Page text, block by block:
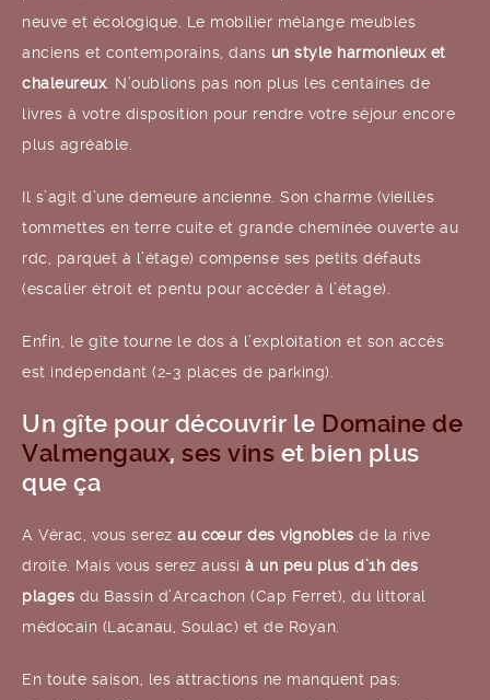
neuve et écologique. Le mobilier mélange meubles
anciens et contemporains, dans un style harmonieux et
chaleureux. N’oublions pas non plus les centaines de
livres à votre disposition pour rendre votre séjour encore
plus agréable.
Il s’agit d’une demeure ancienne. Son charme (vieilles
tommettes en terre cuite et grande cheminée ouverte au
rdc, parquet à l’étage) compense ses petits défauts
(escalier étroit et pentu pour accéder à l’étage).
Enfin, le gîte tourne le dos à l’exploitation et son accès
est indépendant (2-3 places de parking).
Un gîte pour découvrir le Domaine de
Valmengaux, ses vins et bien plus
que ça
A Vérac, vous serez au cœur des vignobles de la rive
droite. Mais vous serez aussi à un peu plus d’1h des
plages du Bassin d’Arcachon (Cap Ferret), du littoral
médocain (Lacanau, Soulac) et de Royan.
En toute saison, les attractions ne manquent pas: